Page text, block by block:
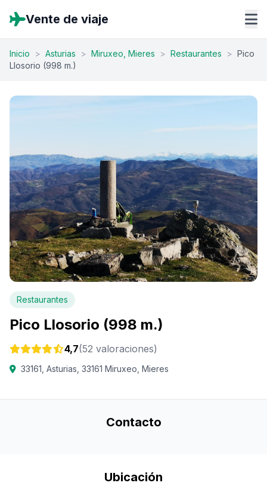
Vente de viaje
Inicio > Asturias > Miruxeo, Mieres > Restaurantes > Pico
Llosorio (998 m.)
Restaurantes
Pico Llosorio (998 m.)
4,7(52 valoraciones)
33161, Asturias, 33161 Miruxeo, Mieres
Contacto
Ubicación